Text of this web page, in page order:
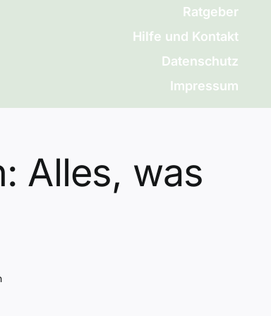
Ratgeber
Hilfe und Kontakt
Datenschutz
Impressum
Alles, was